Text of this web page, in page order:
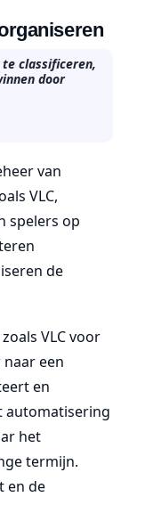
classificeren,
door
van
VLC,
spelers op
de
VLC voor
een
en
automatisering
het
termijn.
en de